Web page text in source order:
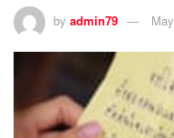
by admin79